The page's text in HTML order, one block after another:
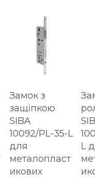
Замок з
защіпкою
SIBA
10092/PL-35-L
для
металопласт
икових
L